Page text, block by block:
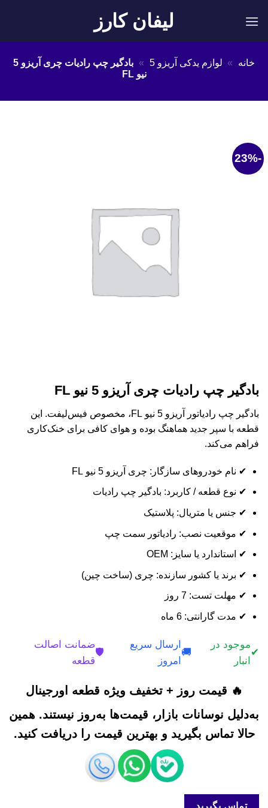
لیفان کارز
خانه » لوازم یدکی آریزو 5 »
بادگیر چپ رادیات چری آریزو 5
نیو FL
-23%
بادگیر چپ رادیات چری آریزو 5 نیو FL
بادگیر چپ رادیاتور آریزو 5 نیو FL، مخصوص فیس‌لیفت. این
قطعه با سپر جدید هماهنگ بوده و هوای کافی برای خنک‌کاری
فراهم می‌کند.
✔ نام خودروهای سازگار: چری آریزو 5 نیو FL
✔ نوع قطعه / کاربرد: بادگیر چپ رادیات
✔ جنس یا متریال: پلاستیک
✔ موقعیت نصب: رادیاتور سمت چپ
✔ استاندارد یا سایز: OEM
✔ برند یا کشور سازنده: چری (ساخت چین)
✔ مهلت تست: 7 روز
✔ مدت گارانتی: 6 ماه
✔
موجود در
انبار
🚚
ارسال سریع
امروز
🛡️
ضمانت اصالت
قطعه
🔥 قیمت روز + تخفیف ویژه قطعه اورجینال
به‌دلیل نوسانات بازار، قیمت‌ها به‌روز نیستند. همین
حالا تماس بگیرید و بهترین قیمت را دریافت کنید.
تماس بگیرید